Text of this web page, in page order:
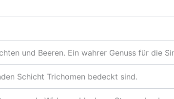
und Beeren. Ein wahrer Genuss für die
Schicht Trichomen bedeckt sind.